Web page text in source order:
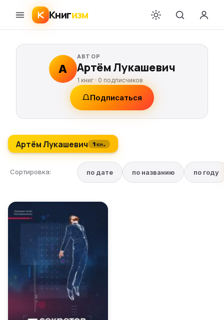
Книгизм
А
АВТОР
Артём Лукашевич
1 книг · 0 подписчиков
Подписаться
Артём Лукашевич 1 кн.
Сортировка: по дате по названию по году